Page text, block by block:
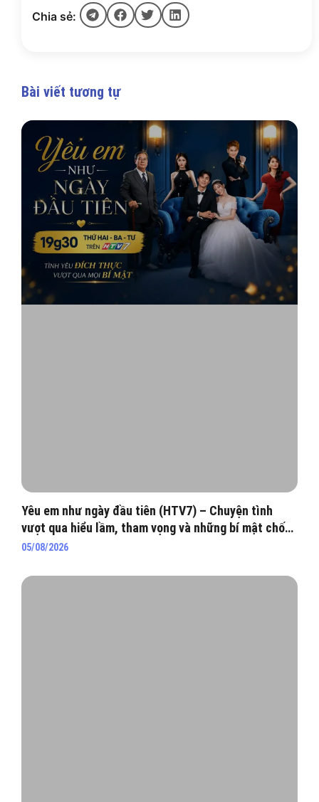
Chia sẻ:
Bài viết tương tự
Yêu em như ngày đầu tiên (HTV7) – Chuyện tình
vượt qua hiểu lầm, tham vọng và những bí mật chốn
hào môn
05/08/2026